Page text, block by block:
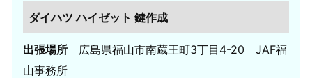
ル
ン
ロ
ダイハツ ハイゼット 鍵作成
出張場所 広島県福山市南蔵王町3丁目4-20 JAF福
山事務所